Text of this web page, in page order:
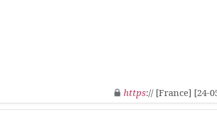
https:// [France] [24-